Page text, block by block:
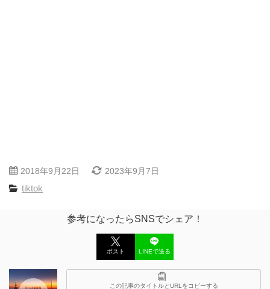
2018年9月22日 2023年9月7日
tiktok
参考になったらSNSでシェア！
ポスト LINEで送る
この記事のタイトルとURLをコピーする